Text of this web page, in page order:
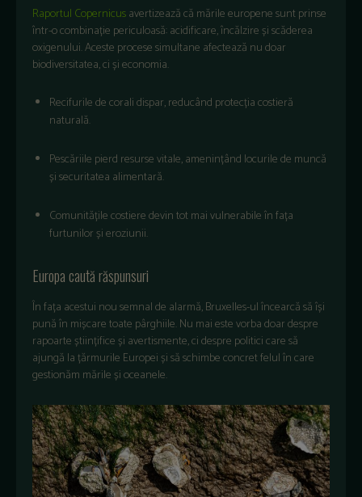
Raportul Copernicusavertizează că mările europene sunt prinse
într-o combinație periculoasă: acidificare, încălzire și scăderea
oxigenului. Aceste procese simultane afectează nu doar
biodiversitatea, ci și economia.
Recifurile de corali dispar, reducând protecția costieră
naturală.
Pescăriile pierd resurse vitale, amenințând locurile de muncă
și securitatea alimentară.
Comunitățile costiere devin tot mai vulnerabile în fața
furtunilor și eroziunii.
Europa caută răspunsuri
În fața acestui nou semnal de alarmă, Bruxelles-ul încearcă să își
pună în mișcare toate pârghiile. Nu mai este vorba doar despre
rapoarte științifice și avertismente, ci despre politici care să
ajungă la țărmurile Europei și să schimbe concret felul în care
gestionăm mările și oceanele.